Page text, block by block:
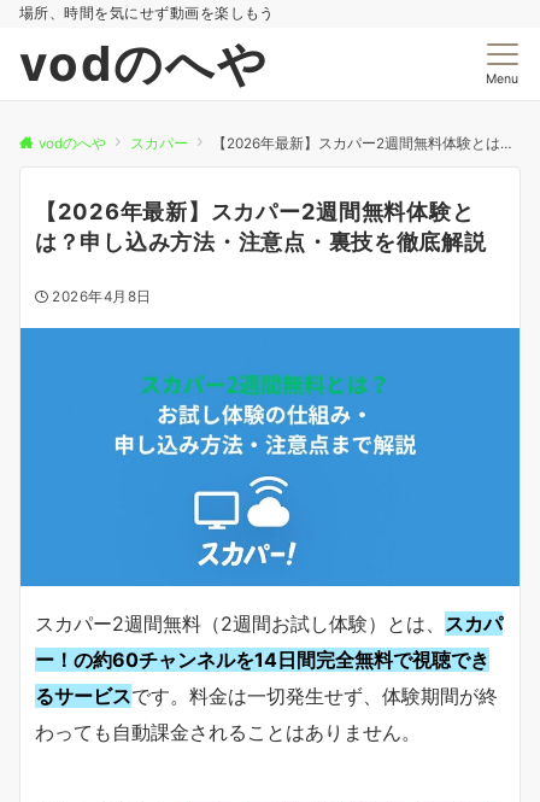
場所、時間を気にせず動画を楽しもう
vodのへや Menu
vodのへや スカパー 【2026年最新】スカパー2週間無料体験とは？申し込み方法・注意点・裏技を徹底解説
【2026年最新】スカパー2週間無料体験と
は？申し込み方法・注意点・裏技を徹底解説
2026年4月8日
スカパー2週間無料（2週間お試し体験）とは、 スカパ
ー！の約60チャンネルを14日間完全無料で視聴でき
るサービスです。料金は一切発生せず、体験期間が終
わっても自動課金されることはありません。